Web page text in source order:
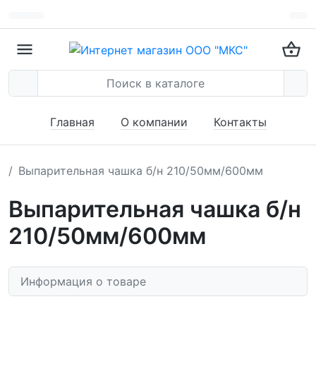
Главная О компании Контакты
Выпарительная чашка б/н 210/50мм/600мм
Выпарительная чашка б/н
210/50мм/600мм
Информация о товаре